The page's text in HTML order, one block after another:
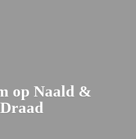
op Naald &
Draad